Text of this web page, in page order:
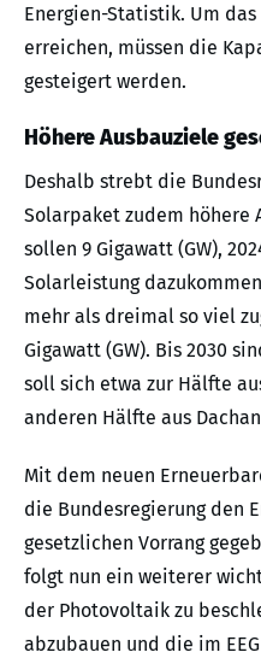
Energien-Statistik. Um
erreichen, müssen die
gesteigert werden.
Höhere Ausbauziele
Deshalb strebt die
Solarpaket zudem höhere
sollen 9 Gigawatt (GW),
Solarleistung
mehr als dreimal so viel
Gigawatt (GW). Bis 2030
soll sich etwa zur Hälfte
anderen Hälfte aus
Mit dem neuen
die Bundesregierung den
gesetzlichen Vorrang
folgt nun ein weiterer
der Photovoltaik zu
abzubauen und die im